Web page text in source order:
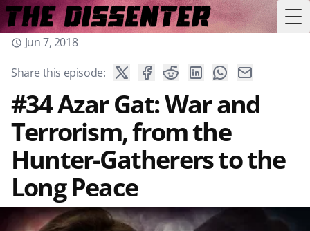
Jun 7, 2018
Share this episode:
#34 Azar Gat: War and
Terrorism, from the
Hunter-Gatherers to the
Long Peace